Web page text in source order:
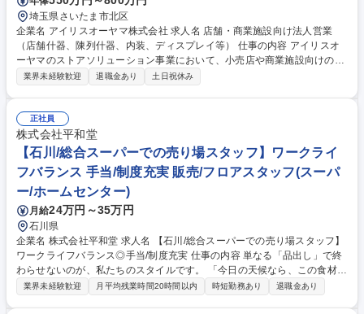
埼玉県さいたま市北区
企業名 アイリスオーヤマ株式会社 求人名 店舗・商業施設向け法人営業
（店舗什器、陳列什器、内装、ディスプレイ等） 仕事の内容 アイリスオ
ーヤマのストアソリューション事業において、小売店や商業施設向けの店
舗什器などによる空間提案を担う営業職です。 ◆担当業務(例) ・リテール
分析 ・設計・施工部門との連携によるプロジェクト推進 ・新規顧客の開
拓および既存顧客の深耕営業 ・導入後のフォローアップ 募集職種 店舗・
商業施設向け法人営業（店舗什器、陳列什器、内装、ディスプレイ等）
業界未経験歓迎 退職金あり 土日祝休み
正社員
株式会社平和堂
【石川/総合スーパーでの売り場スタッフ】ワークライ
フバランス 手当/制度充実 販売/フロアスタッフ(スーパ
ー/ホームセンター)
月給24万円～35万円
石川県
企業名 株式会社平和堂 求人名 【石川/総合スーパーでの売り場スタッフ】
ワークライフバランス◎手当/制度充実 仕事の内容 単なる「品出し」で終
わらせないのが、私たちのスタイルです。 「今日の天候なら、この食材
を」「イベントに合わせて、このメニューを提案しよう」 あなたの「商い
業界未経験歓迎 月平均残業時間20時間以内 時短勤務あり 退職金あり